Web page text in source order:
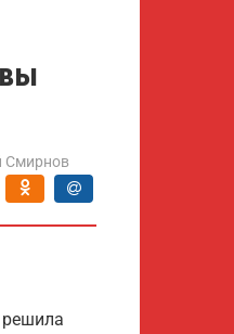
Смирнов